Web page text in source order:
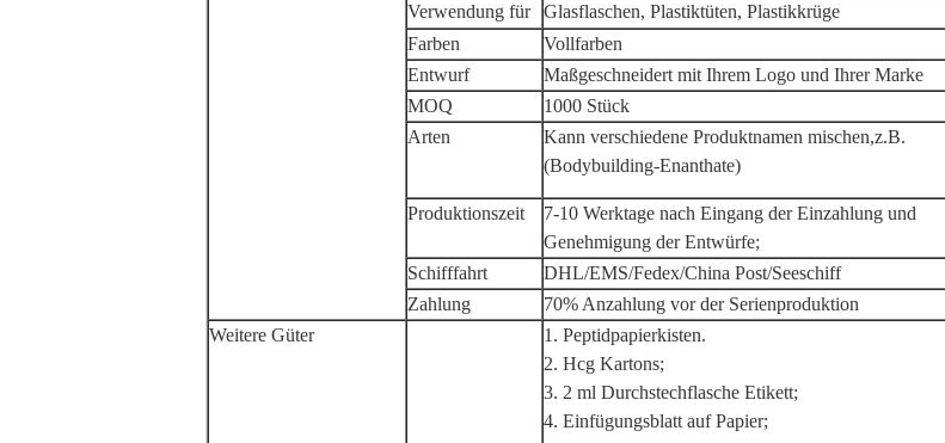
Verwendung für
Glasflaschen, Plastiktüten, Plastikkrüge
Farben
Vollfarben
Entwurf
Maßgeschneidert mit Ihrem Logo und Ihrer Marke
MOQ
1000 Stück
Arten
Kann verschiedene Produktnamen mischen,z.B.
(Bodybuilding-Enanthate)
Produktionszeit
7-10 Werktage nach Eingang der Einzahlung und
Genehmigung der Entwürfe;
Schifffahrt
DHL/EMS/Fedex/China Post/Seeschiff
Zahlung
70% Anzahlung vor der Serienproduktion
Weitere Güter
1. Peptidpapierkisten.
2. Hcg Kartons;
3. 2 ml Durchstechflasche Etikett;
4. Einfügungsblatt auf Papier;